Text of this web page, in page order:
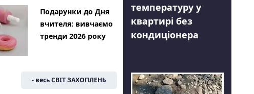
Подарунки до Дня
вчителя: вивчаємо
тренди 2026 року
- весь СВІТ ЗАХОПЛЕНЬ
температуру у
квартирі без
кондиціонера